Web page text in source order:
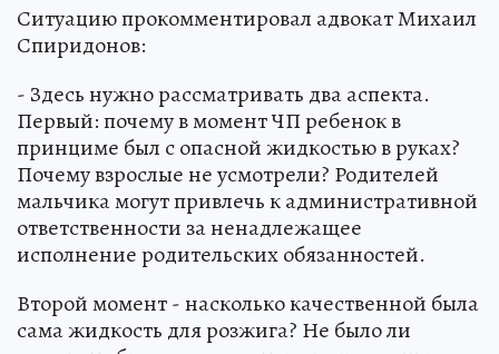
Ситуацию прокомментировал адвокат Михаил
Спиридонов:
- Здесь нужно рассматривать два аспекта.
Первый: почему в момент ЧП ребенок в
принциме был с опасной жидкостью в руках?
Почему взрослые не усмотрели? Родителей
мальчика могут привлечь к административной
ответственности за ненадлежащее
исполнение родительских обязанностей.
Второй момент - насколько качественной была
сама жидкость для розжига? Не было ли